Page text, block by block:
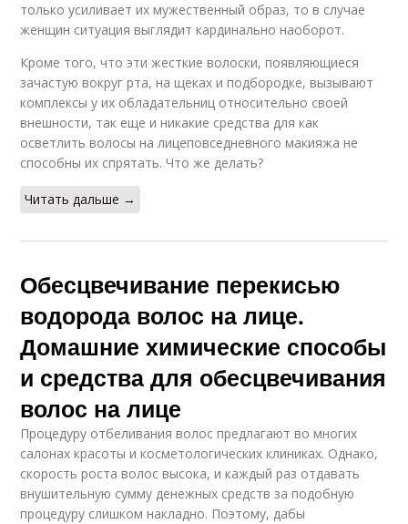
только усиливает их мужественный образ, то в случае
женщин ситуация выглядит кардинально наоборот.
Кроме того, что эти жесткие волоски, появляющиеся
зачастую вокруг рта, на щеках и подбородке, вызывают
комплексы у их обладательниц относительно своей
внешности, так еще и никакие средства для как
осветлить волосы на лицеповседневного макияжа не
способны их спрятать. Что же делать?
Читать дальше →
Обесцвечивание перекисью
водорода волос на лице.
Домашние химические способы
и средства для обесцвечивания
волос на лице
Процедуру отбеливания волос предлагают во многих
салонах красоты и косметологических клиниках. Однако,
скорость роста волос высока, и каждый раз отдавать
внушительную сумму денежных средств за подобную
процедуру слишком накладно. Поэтому, дабы